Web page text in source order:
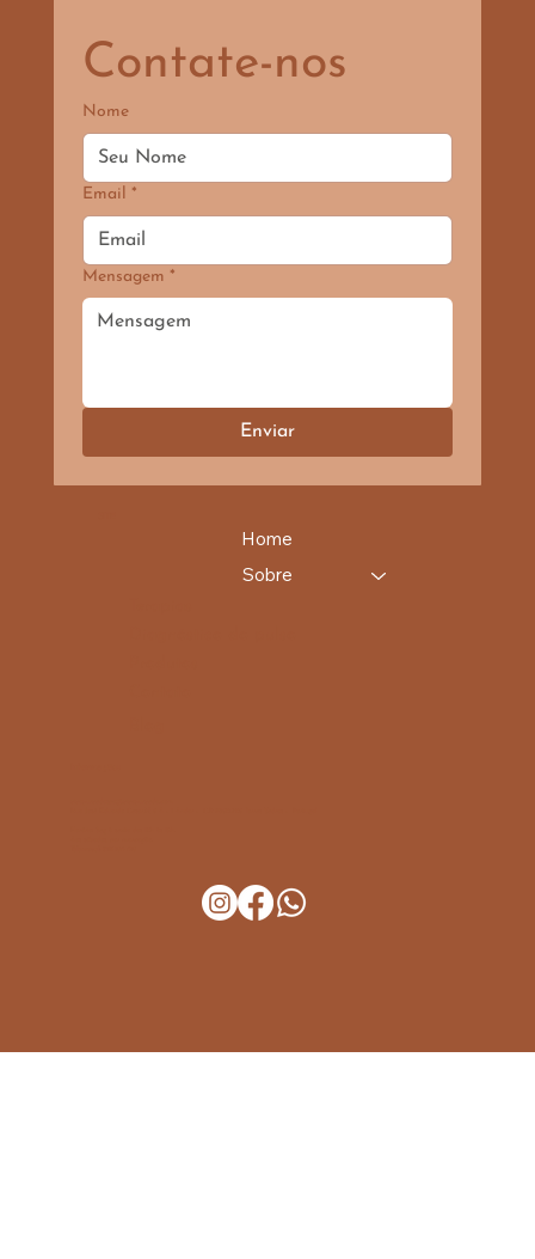
Contate-nos
Nome
Email *
Mensagem *
Enviar
Home
Sobre